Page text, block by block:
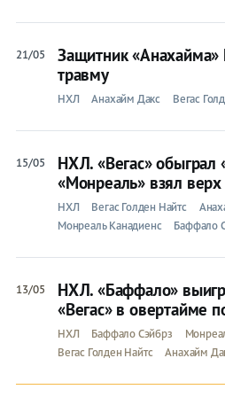
21/05
Защитник
травму
НХЛ Анахайм Дакс Вегас
15/05
НХЛ. «Вегас» обыграл
«Монреаль» взял
НХЛ Вегас Голден Найтс
Монреаль Канадиенс
Баффало
13/05
НХЛ. «Баффало»
«Вегас» в овертайме
НХЛ Баффало Сэйбрз
Вегас Голден Найтс
Анахайм